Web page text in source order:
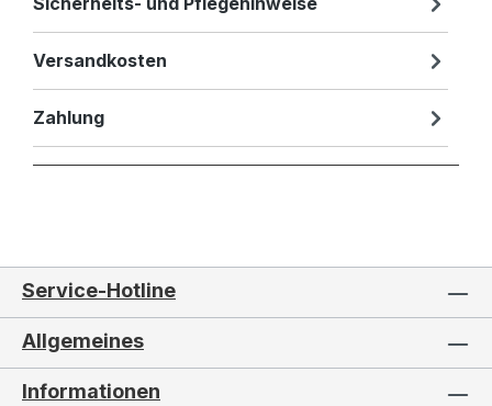
Versandkosten
Zahlung
Service-Hotline
Allgemeines
Informationen